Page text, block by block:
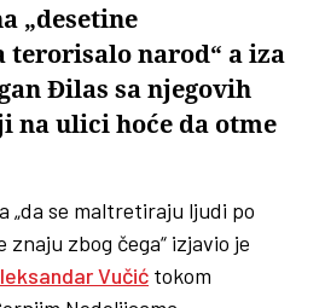
„desetine
terorisalo narod“ a iza
Đilas sa njegovih
na ulici hoće da otme
„da se maltretiraju ljudi po
znaju zbog čega“ izjavio je
Vučić tokom